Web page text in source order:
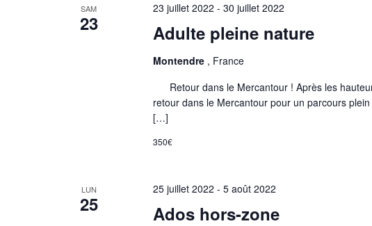
SAM
23 Adulte pleine nature
23 juillet 2022 - 30 juillet 2022
Montendre , France
Retour dans le Mercantour ! Après les
retour dans le Mercantour pour un parcours
[…]
350€
LUN
25 Ados hors-zone
25 juillet 2022 - 5 août 2022